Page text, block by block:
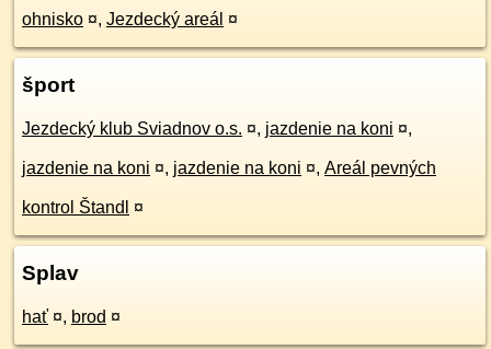
ohnisko ¤, Jezdecký areál ¤
šport
Jezdecký klub Sviadnov o.s. ¤, jazdenie na koni ¤,
jazdenie na koni ¤, jazdenie na koni ¤, Areál pevných
kontrol Štandl ¤
Splav
hať ¤, brod ¤